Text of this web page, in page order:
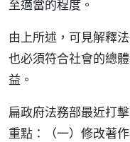
至適當的程度。
由上所述，可見解釋
也必須符合社會的總
益。
扁政府法務部最近打
重點：（一）修改著